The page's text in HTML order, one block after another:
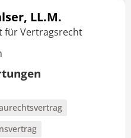
LL.M.
für Vertragsrecht